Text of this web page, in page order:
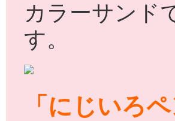
カラーサンド
す。
「にじいろペ